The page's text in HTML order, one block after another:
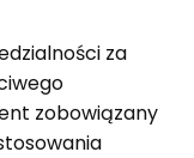
za
zobowiązany